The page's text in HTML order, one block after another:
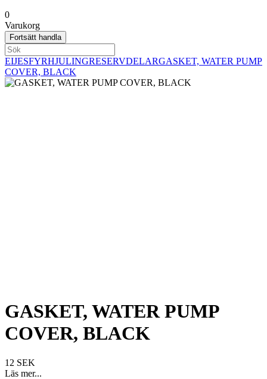
0
Varukorg
Fortsätt handla
EIJESFYRHJULINGRESERVDELARGASKET, WATER PUMP
COVER, BLACK
GASKET, WATER PUMP
COVER, BLACK
12 SEK
Läs mer...